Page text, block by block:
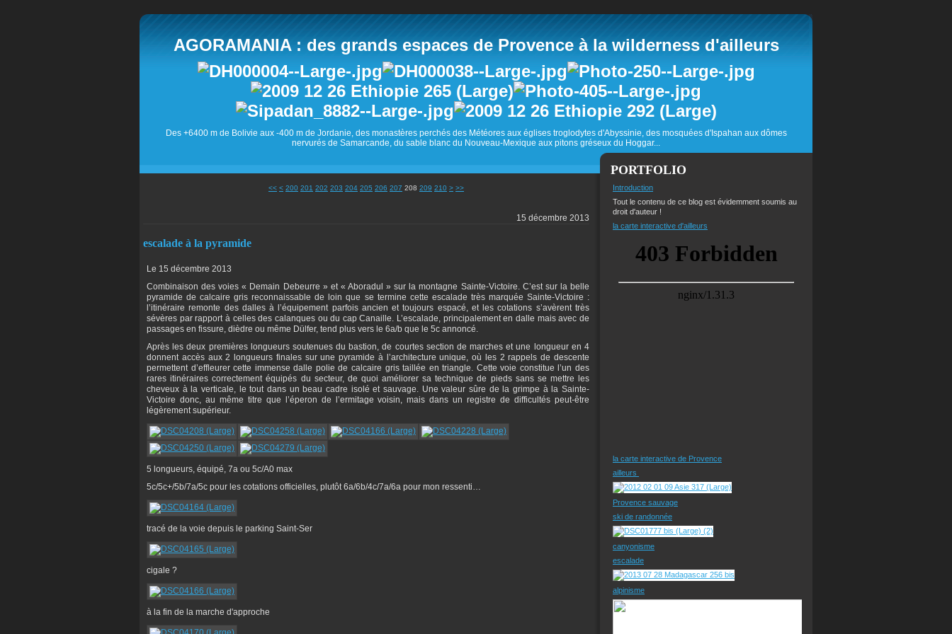
AGORAMANIA : des grands espaces de Provence à la wilderness d'ailleurs
Des +6400 m de Bolivie aux -400 m de Jordanie, des monastères perchés des Météores aux églises troglodytes d'Abyssinie, des mosquées d'Ispahan aux dômes
nervurés de Samarcande, du sable blanc du Nouveau-Mexique aux pitons gréseux du Hoggar...
<< < 200 201 202 203 204 205 206 207 208 209 210 220
230
240
250
260
270
> >>
15 décembre 2013
escalade à la pyramide
Le 15 décembre 2013
Combinaison des voies « Demain Debeurre » et « Aboradul » sur la montagne Sainte-Victoire. C’est sur la belle
pyramide de calcaire gris reconnaissable de loin que se termine cette escalade très marquée Sainte-Victoire :
l’itinéraire remonte des dalles à l’équipement parfois ancien et toujours espacé, et les cotations s’avèrent très
sévères par rapport à celles des calanques ou du cap Canaille. L’escalade, principalement en dalle mais avec de
passages en fissure, dièdre ou même Dülfer, tend plus vers le 6a/b que le 5c annoncé.
Après les deux premières longueurs soutenues du bastion, de courtes section de marches et une longueur en 4
donnent accès aux 2 longueurs finales sur une pyramide à l’architecture unique, où les 2 rappels de descente
permettent d’effleurer cette immense dalle polie de calcaire gris taillée en triangle. Cette voie constitue l’un des
rares itinéraires correctement équipés du secteur, de quoi améliorer sa technique de pieds sans se mettre les
cheveux à la verticale, le tout dans un beau cadre isolé et sauvage. Une valeur sûre de la grimpe à la Sainte-
Victoire donc, au même titre que l’éperon de l’ermitage voisin, mais dans un registre de difficultés peut-être
légèrement supérieur.
5 longueurs, équipé, 7a ou 5c/A0 max
5c/5c+/5b/7a/5c pour les cotations officielles, plutôt 6a/6b/4c/7a/6a pour mon ressenti…
tracé de la voie depuis le parking Saint-Ser
cigale ?
à la fin de la marche d'approche
PORTFOLIO
Introduction
Tout le contenu de ce blog est évidemment soumis au
droit d'auteur !
la carte interactive d'ailleurs
la carte interactive de Provence
ailleurs
Provence sauvage
ski de randonnée
canyonisme
escalade
alpinisme